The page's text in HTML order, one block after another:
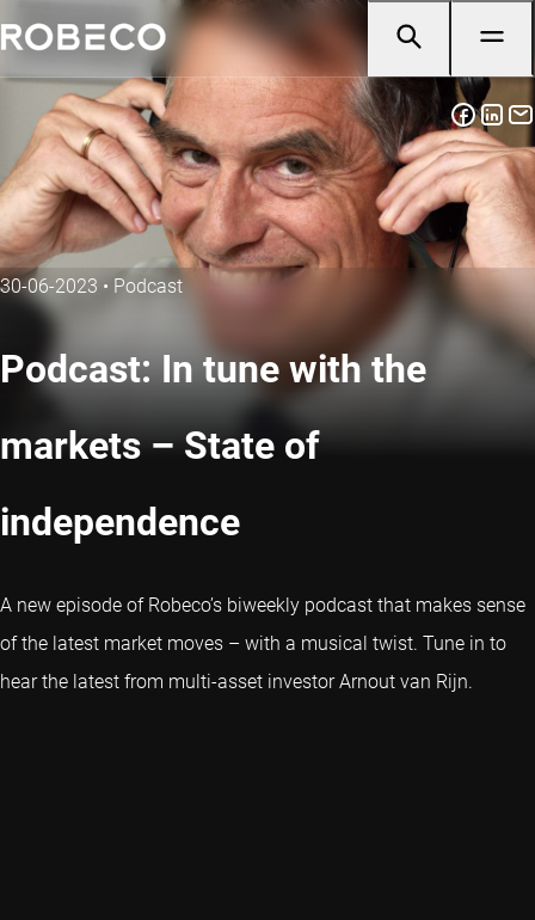
30-06-2023 • Podcast
Podcast: In tune with the
markets – State of
independence
A new episode of Robeco’s biweekly podcast that makes sense
of the latest market moves – with a musical twist. Tune in to
hear the latest from multi-asset investor Arnout van Rijn.